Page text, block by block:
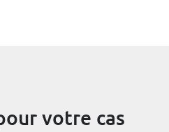
votre cas